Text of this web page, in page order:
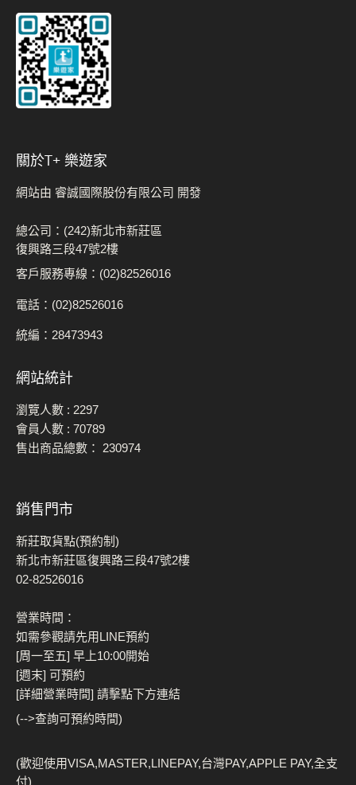
關於t+ 樂遊家
網站由 睿誠國際股份有限公司 開發
總公司：(242)新北市新莊區
復興路三段47號2樓
客戶服務專線：(02)82526016
電話：(02)82526016
統編：28473943
網站統計
瀏覽人數 : 2297
會員人數 : 70789
售出商品總數： 230974
銷售門市
新莊取貨點(預約制)
新北市新莊區復興路三段47號2樓
02-82526016
營業時間：
如需參觀請先用LINE預約
[周一至五] 早上10:00開始
[週末] 可預約
[詳細營業時間] 請擊點下方連結
(-->查詢可預約時間)
(歡迎使用VISA,MASTER,LINEPAY,台灣PAY,APPLE PAY,全支
付)